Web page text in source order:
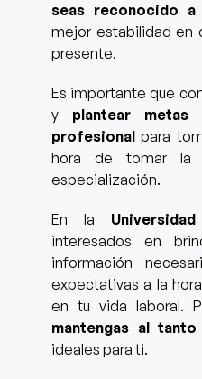
seas reconocido a
mejor estabilidad en
presente.
Es importante que
y plantear
profesional para
hora de tomar la
especialización.
En la
interesados en
información
expectativas a la
en tu vida laboral.
mantengas al
ideales para ti.